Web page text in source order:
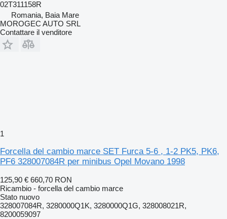
02T311158R
Romania, Baia Mare
MOROGEC AUTO SRL
Contattare il venditore
1
Forcella del cambio marce SET Furca 5-6 , 1-2 PK5, PK6,
PF6 328007084R per minibus Opel Movano 1998
125,90 € 660,70 RON
Ricambio - forcella del cambio marce
Stato nuovo
328007084R, 3280000Q1K, 3280000Q1G, 328008021R,
8200059097